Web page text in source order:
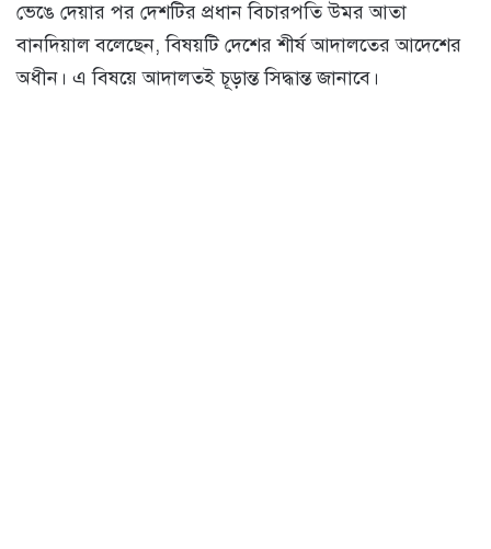
ভেঙে দেয়ার পর দেশটির প্রধান বিচারপতি উমর আতা
বানদিয়াল বলেছেন, বিষয়টি দেশের শীর্ষ আদালতের আদেশের
অধীন। এ বিষয়ে আদালতই চূড়ান্ত সিদ্ধান্ত জানাবে।